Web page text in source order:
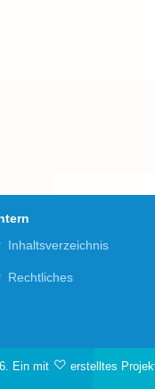
Inhaltsverzeichnis
Rechtliches
Ein mit erstelltes